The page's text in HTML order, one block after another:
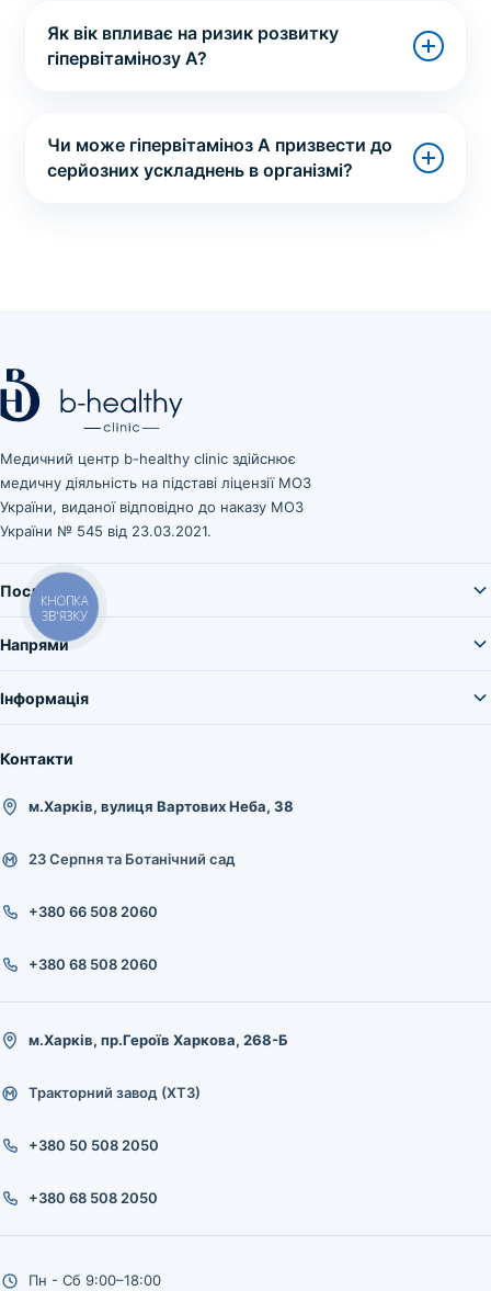
Як вік впливає на ризик розвитку
гіпервітамінозу A?
Чи може гіпервітаміноз А призвести до
серйозних ускладнень в організмі?
Медичний центр b-healthy clinic здійснює
медичну діяльність на підставі ліцензії МОЗ
України, виданої відповідно до наказу МОЗ
України № 545 від 23.03.2021.
Послуги
Напрями
Інформація
Контакти
м.Харків, вулиця Вартових Неба, 38
23 Серпня та Ботанічний сад
+380 66 508 2060
+380 68 508 2060
м.Харків, пр.Героїв Харкова, 268-Б
Тракторний завод (ХТЗ)
+380 50 508 2050
+380 68 508 2050
Пн - Сб 9:00–18:00